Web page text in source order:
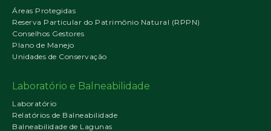
Áreas Protegidas
Reserva Particular do Patrimônio Natural (RPPN)
Conselhos Gestores
Plano de Manejo
Unidades de Conservação
Laboratório e Balneabilidade
Laboratório
Relatórios de Balneabilidade
Balneabilidade de Lagunas